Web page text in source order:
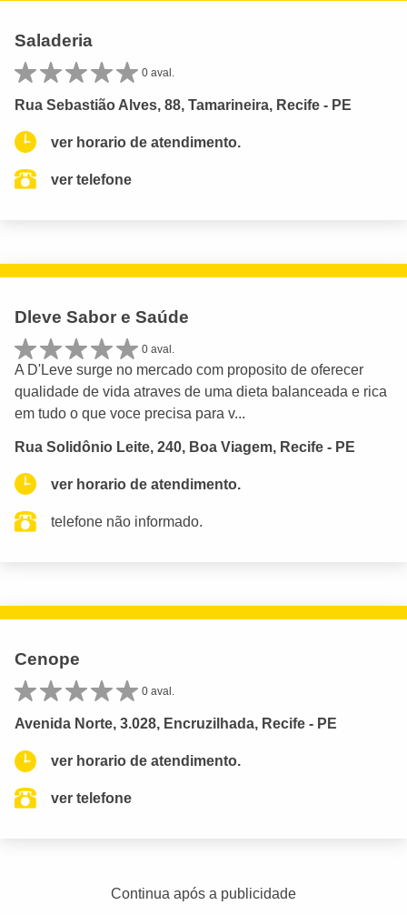
Saladeria
0 aval.
Rua Sebastião Alves, 88, Tamarineira, Recife - PE
ver horario de atendimento.
ver telefone
Dleve Sabor e Saúde
0 aval.
A D'Leve surge no mercado com proposito de oferecer
qualidade de vida atraves de uma dieta balanceada e rica
em tudo o que voce precisa para v...
Rua Solidônio Leite, 240, Boa Viagem, Recife - PE
ver horario de atendimento.
telefone não informado.
Cenope
0 aval.
Avenida Norte, 3.028, Encruzilhada, Recife - PE
ver horario de atendimento.
ver telefone
Continua após a publicidade